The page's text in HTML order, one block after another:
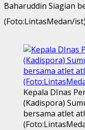
Baharuddin Siagian
(Foto:LintasMedan/ist)
Kepala DInas
(Kadispora)
bersama atlet